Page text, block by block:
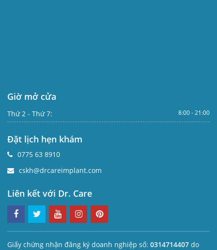
Giờ mở cửa
Thứ 2 - Thứ 7: 8:00 - 21:00
Đặt lịch hẹn khám
0775 63 8910
cskh@drcareimplant.com
Liên kết với Dr. Care
Giấy chứng nhận đăng ký doanh nghiệp số: 0314714407 do